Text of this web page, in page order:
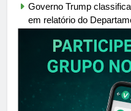
Governo Trump
em relatório do